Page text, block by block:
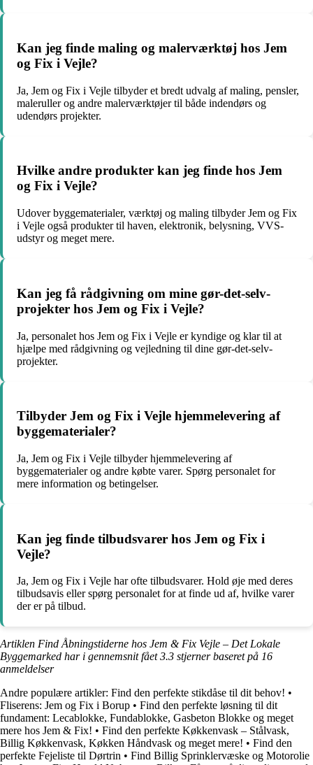
Kan jeg finde maling og malerværktøj hos Jem
og Fix i Vejle?
Ja, Jem og Fix i Vejle tilbyder et bredt udvalg af maling, pensler,
maleruller og andre malerværktøjer til både indendørs og
udendørs projekter.
Hvilke andre produkter kan jeg finde hos Jem
og Fix i Vejle?
Udover byggematerialer, værktøj og maling tilbyder Jem og Fix
i Vejle også produkter til haven, elektronik, belysning, VVS-
udstyr og meget mere.
Kan jeg få rådgivning om mine gør-det-selv-
projekter hos Jem og Fix i Vejle?
Ja, personalet hos Jem og Fix i Vejle er kyndige og klar til at
hjælpe med rådgivning og vejledning til dine gør-det-selv-
projekter.
Tilbyder Jem og Fix i Vejle hjemmelevering af
byggematerialer?
Ja, Jem og Fix i Vejle tilbyder hjemmelevering af
byggematerialer og andre købte varer. Spørg personalet for
mere information og betingelser.
Kan jeg finde tilbudsvarer hos Jem og Fix i
Vejle?
Ja, Jem og Fix i Vejle har ofte tilbudsvarer. Hold øje med deres
tilbudsavis eller spørg personalet for at finde ud af, hvilke varer
der er på tilbud.
Artiklen Find Åbningstiderne hos Jem & Fix Vejle – Det Lokale
Byggemarked har i gennemsnit fået3.3 stjerner baseret på 16
anmeldelser
Andre populære artikler: Find den perfekte stikdåse til dit behov! •
Fliserens: Jem og Fix i Borup • Find den perfekte løsning til dit
fundament: Lecablokke, Fundablokke, Gasbeton Blokke og meget
mere hos Jem & Fix! • Find den perfekte Køkkenvask – Stålvask,
Billig Køkkenvask, Køkken Håndvask og meget mere! • Find den
perfekte Fejeliste til Dørtrin • Find Billig Sprinklervæske og Motorolie